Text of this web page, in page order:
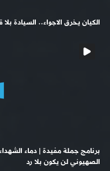
الكيان يخرق الاجواء.. السيادة
برنامج جملة مفيدة | دماء
الصهيوني لن يكون بلا رد